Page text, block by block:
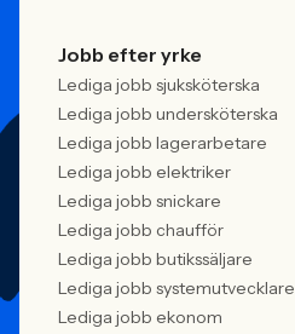
Jobb efter yrke
Lediga jobb sjuksköterska
Lediga jobb undersköterska
Lediga jobb lagerarbetare
Lediga jobb elektriker
Lediga jobb snickare
Lediga jobb chaufför
Lediga jobb butikssäljare
Lediga jobb systemutvecklare
Lediga jobb ekonom